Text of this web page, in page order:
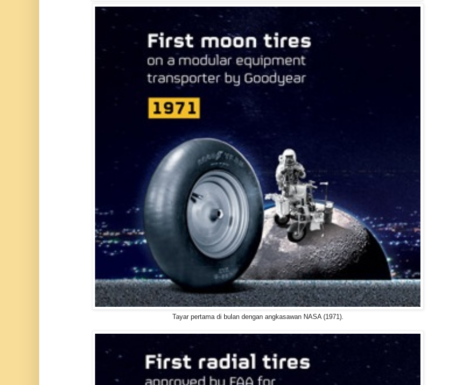
Tayar pertama di bulan dengan angkasawan NASA (1971).